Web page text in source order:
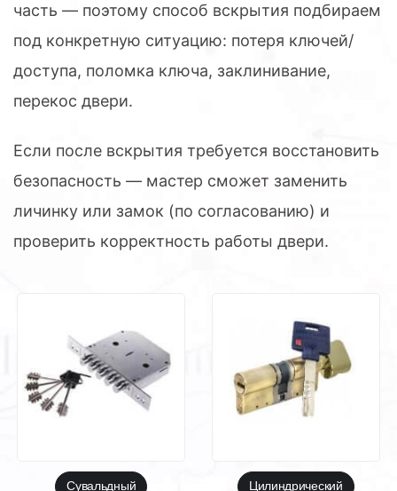
часть — поэтому способ вскрытия подбираем
под конкретную ситуацию: потеря ключей/
доступа, поломка ключа, заклинивание,
перекос двери.
Если после вскрытия требуется восстановить
безопасность — мастер сможет заменить
личинку или замок (по согласованию) и
проверить корректность работы двери.
Сувальдный Цилиндрический